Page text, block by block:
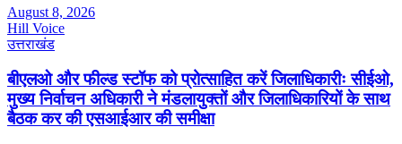
August 8, 2026
Hill Voice
उत्तराखंड
बीएलओ और फील्ड स्टॉफ को प्रोत्साहित करें जिलाधिकारीः सीईओ,
मुख्य निर्वाचन अधिकारी ने मंडलायुक्तों और जिलाधिकारियों के साथ
बैठक कर की एसआईआर की समीक्षा